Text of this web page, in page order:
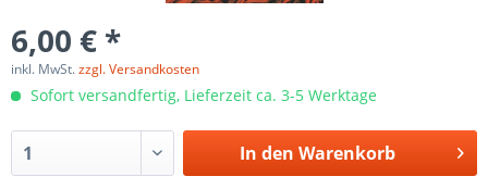
6,00 € *
inkl. MwSt.zzgl. Versandkosten
Sofort versandfertig, Lieferzeit ca. 3-5 Werktage
In den Warenkorb